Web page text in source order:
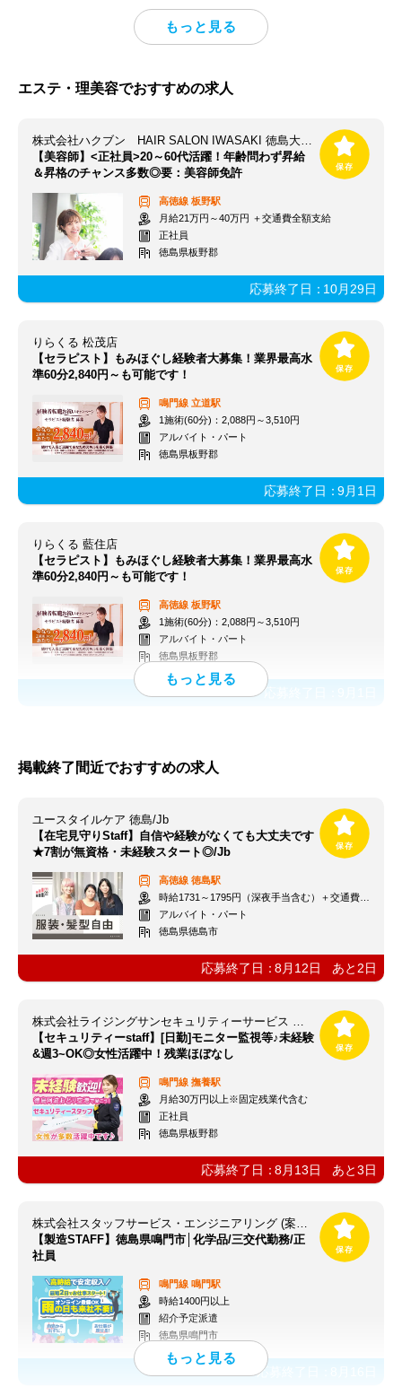
エステ・理美容でおすすめの求人
株式会社ハクブン HAIR SALON IWASAKI 徳島大寺店
【美容師】<正社員>20～60代活躍！年齢問わず昇給
＆昇格のチャンス多数◎要：美容師免許
高徳線 板野駅
月給21万円～40万円 ＋交通費全額支給
正社員
徳島県板野郡
応募終了日：10月29日
りらくる 松茂店
【セラピスト】もみほぐし経験者大募集！業界最高水
準60分2,840円～も可能です！
鳴門線 立道駅
1施術(60分)：2,088円～3,510円
アルバイト・パート
徳島県板野郡
応募終了日：9月1日
りらくる 藍住店
【セラピスト】もみほぐし経験者大募集！業界最高水
準60分2,840円～も可能です！
高徳線 板野駅
1施術(60分)：2,088円～3,510円
アルバイト・パート
徳島県板野郡
応募終了日：
掲載終了間近でおすすめの求人
ユースタイルケア 徳島/Jb
【在宅見守りStaff】自信や経験がなくても大丈夫です
★7割が無資格・未経験スタート◎/Jb
高徳線 徳島駅
時給1731～1795円（深夜手当含む）＋交通費支給
アルバイト・パート
徳島県徳島市
応募終了日：8月12日 あと 2日
株式会社ライジングサンセキュリティーサービス 関西空港BASE ※勤務地：徳島阿波おどり空港
【セキュリティーstaff】[日勤]モニター監視等♪未経験
&週3~OK◎女性活躍中！残業ほぼなし
鳴門線 撫養駅
月給30万円以上※固定残業代含む
正社員
徳島県板野郡
応募終了日：8月13日 あと3日
株式会社スタッフサービス・エンジニアリング (案件NO/sse819042)
【製造STAFF】徳島県鳴門市│化学品/三交代勤務/正
社員
鳴門線 鳴門駅
時給1400円以上
紹介予定派遣
徳島県鳴門市
応募終了日：